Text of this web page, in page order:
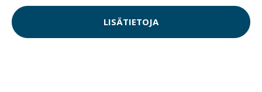
LISÄTIETOJA